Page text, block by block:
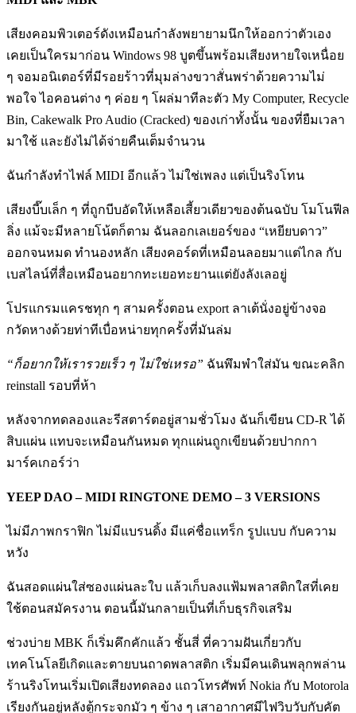
เสียงคอมพิวเตอร์ดังเหมือนกำลังพยายามนึกให้ออกว่าตัวเอง
เคยเป็นใครมาก่อน Windows 98 บูตขึ้นพร้อมเสียงหายใจเหนื่อย
ๆ จอมอนิเตอร์ที่มีรอยร้าวที่มุมล่างขวาสั่นพร่าด้วยความไม่
พอใจ ไอคอนต่าง ๆ ค่อย ๆ โผล่มาทีละตัว My Computer, Recycle
Bin, Cakewalk Pro Audio (Cracked) ของเก่าทั้งนั้น ของที่ยืมเวลา
มาใช้ และยังไม่ได้จ่ายคืนเต็มจำนวน
ฉันกำลังทำไฟล์ MIDI อีกแล้ว ไม่ใช่เพลง แต่เป็นริงโทน
เสียงบี๊บเล็ก ๆ ที่ถูกบีบอัดให้เหลือเสี้ยวเดียวของต้นฉบับ โมโนฟีล
ลิ่ง แม้จะมีหลายโน้ตก็ตาม ฉันลอกเลเยอร์ของ “เหยียบดาว”
ออกจนหมด ทำนองหลัก เสียงคอร์ดที่เหมือนลอยมาแต่ไกล กับ
เบสไลน์ที่สื่อเหมือนอยากทะเยอทะยานแต่ยังลังเลอยู่
โปรแกรมแครชทุก ๆ สามครั้งตอน export ลาเต้นั่งอยู่ข้างจอ
กวัดหางด้วยท่าทีเบื่อหน่ายทุกครั้งที่มันล่ม
“ก็อยากให้เรารวยเร็ว ๆ ไม่ใช่เหรอ” ฉันพึมพำใส่มัน ขณะคลิก
reinstall รอบที่ห้า
หลังจากทดลองและรีสตาร์ตอยู่สามชั่วโมง ฉันก็เขียน CD-R ได้
สิบแผ่น แทบจะเหมือนกันหมด ทุกแผ่นถูกเขียนด้วยปากกา
มาร์คเกอร์ว่า
YEEP DAO – MIDI RINGTONE DEMO – 3 VERSIONS
ไม่มีภาพกราฟิก ไม่มีแบรนดิ้ง มีแค่ชื่อแทร็ก รูปแบบ กับความ
หวัง
ฉันสอดแผ่นใส่ซองแผ่นละใบ แล้วเก็บลงแฟ้มพลาสติกใสที่เคย
ใช้ตอนสมัครงาน ตอนนี้มันกลายเป็นที่เก็บธุรกิจเสริม
ช่วงบ่าย MBK ก็เริ่มคึกคักแล้ว ชั้นสี่ ที่ความฝันเกี่ยวกับ
เทคโนโลยีเกิดและตายบนถาดพลาสติก เริ่มมีคนเดินพลุกพล่าน
ร้านริงโทนเริ่มเปิดเสียงทดลอง แถวโทรศัพท์ Nokia กับ Motorola
เรียงกันอยู่หลังตู้กระจกมัว ๆ ข้าง ๆ เสาอากาศมีไฟวิบวับกับคัต